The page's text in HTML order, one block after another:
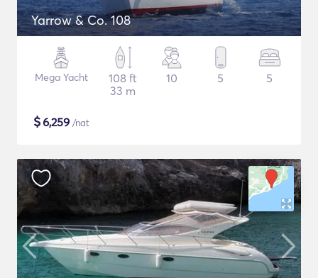
Yarrow & Co. 108
Mega Yacht
108 ft
33 m
10 5 5
$6,259 /nat